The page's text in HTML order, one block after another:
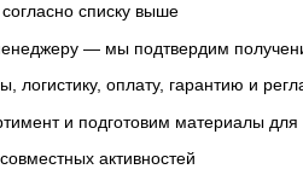
списку выше
— мы подтвердим
логистику, оплату, гарантию и
и подготовим материалы
активностей